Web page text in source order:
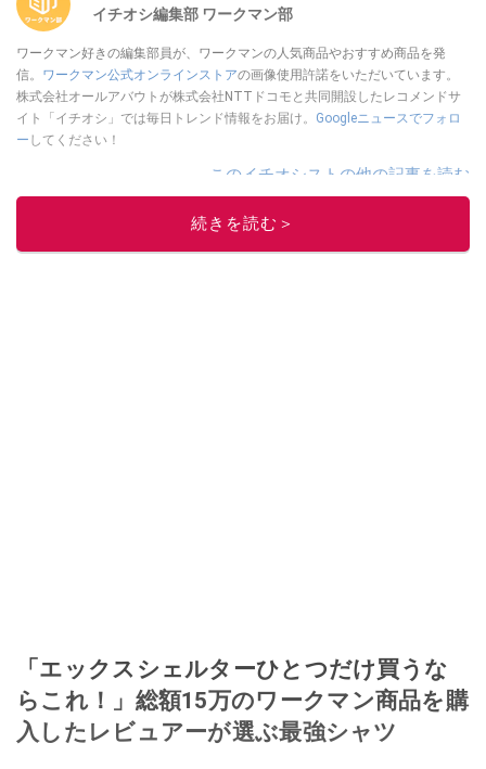
イチオシ編集部 ワークマン部
ワークマン好きの編集部員が、ワークマンの人気商品やおすすめ商品を発
信。 ワークマン公式オンラインストアの画像使用許諾をいただいています。
株式会社オールアバウトが株式会社NTTドコモと共同開設したレコメンドサ
イト「イチオシ」では毎日トレンド情報をお届け。 Googleニュースでフォロ
ー してください！
このイチオシストの他の記事を読む
続きを読む＞
「エックスシェルターひとつだけ買うな
らこれ！」総額15万のワークマン商品を購
入したレビュアーが選ぶ最強シャツ